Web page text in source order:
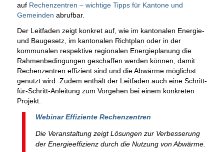
auf Rechenzentren – wichtige Tipps für Kantone und
Gemeinden abrufbar.
Der Leitfaden zeigt konkret auf, wie im kantonalen Energie-
und Baugesetz, im kantonalen Richtplan oder in der
kommunalen respektive regionalen Energieplanung die
Rahmenbedingungen geschaffen werden können, damit
Rechenzentren effizient sind und die Abwärme möglichst
genutzt wird. Zudem enthält der Leitfaden auch eine Schritt-
für-Schritt-Anleitung zum Vorgehen bei einem konkreten
Projekt.
Webinar Effiziente Rechenzentren
Die Veranstaltung zeigt Lösungen zur Verbesserung
der Energieeffizienz durch die Nutzung von Abwärme.